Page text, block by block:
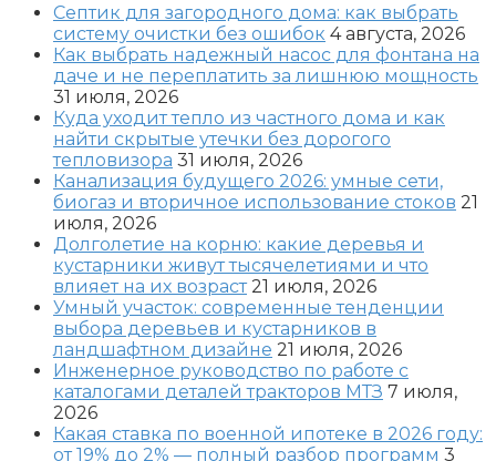
Септик для загородного дома: как выбрать
систему очистки без ошибок 4 августа, 2026
Как выбрать надежный насос для фонтана на
даче и не переплатить за лишнюю мощность
31 июля, 2026
Куда уходит тепло из частного дома и как
найти скрытые утечки без дорогого
тепловизора 31 июля, 2026
Канализация будущего 2026: умные сети,
биогаз и вторичное использование стоков 21
июля, 2026
Долголетие на корню: какие деревья и
кустарники живут тысячелетиями и что
влияет на их возраст 21 июля, 2026
Умный участок: современные тенденции
выбора деревьев и кустарников в
ландшафтном дизайне 21 июля, 2026
Инженерное руководство по работе с
каталогами деталей тракторов МТЗ 7 июля,
2026
Какая ставка по военной ипотеке в 2026 году:
от 19% до 2% — полный разбор программ 3